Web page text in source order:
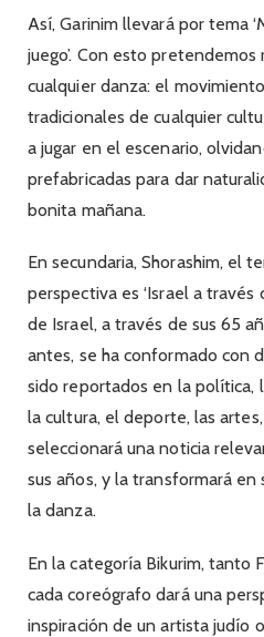
Así, Garinim llevará por tema
juego’. Con esto
cualquier danza: el
tradicionales de cualquier
a jugar en el escenario,
prefabricadas para dar
bonita mañana.
En secundaria, Shorashim, el
perspectiva es ‘Israel a través
de Israel, a través de sus 65
antes, se ha conformado con
sido reportados en la política,
la cultura, el deporte, las
seleccionará una noticia
sus años, y la transformará
la danza.
En la categoría Bikurim, tanto
cada coreógrafo dará una
inspiración de un artista judío